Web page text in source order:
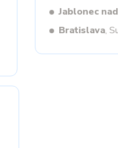
Jablonec
Bratislava,